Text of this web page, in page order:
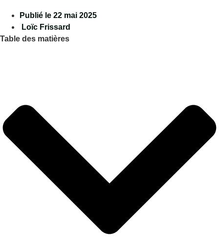
Publié le 22 mai 2025
Table des matières